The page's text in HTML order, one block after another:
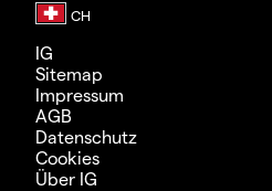
IG
Sitemap
Impressum
AGB
Datenschutz
Cookies
Über IG